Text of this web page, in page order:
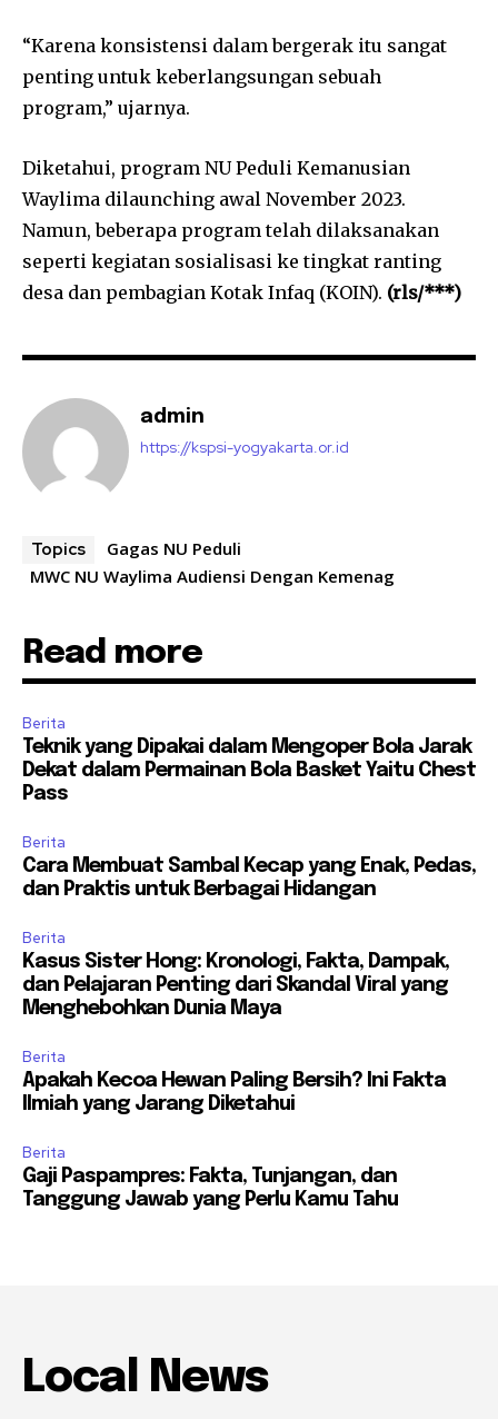
“Karena konsistensi dalam bergerak itu sangat
penting untuk keberlangsungan sebuah
program,” ujarnya.
Diketahui, program NU Peduli Kemanusian
Waylima dilaunching awal November 2023.
Namun, beberapa program telah dilaksanakan
seperti kegiatan sosialisasi ke tingkat ranting
desa dan pembagian Kotak Infaq (KOIN). (rls/***)
admin
https://kspsi-yogyakarta.or.id
Topics
Gagas NU Peduli
MWC NU Waylima Audiensi Dengan Kemenag
Read more
Berita
Teknik yang Dipakai dalam Mengoper Bola Jarak
Dekat dalam Permainan Bola Basket Yaitu Chest
Pass
Berita
Cara Membuat Sambal Kecap yang Enak, Pedas,
dan Praktis untuk Berbagai Hidangan
Berita
Kasus Sister Hong: Kronologi, Fakta, Dampak,
dan Pelajaran Penting dari Skandal Viral yang
Menghebohkan Dunia Maya
Berita
Apakah Kecoa Hewan Paling Bersih? Ini Fakta
Ilmiah yang Jarang Diketahui
Berita
Gaji Paspampres: Fakta, Tunjangan, dan
Tanggung Jawab yang Perlu Kamu Tahu
Local News